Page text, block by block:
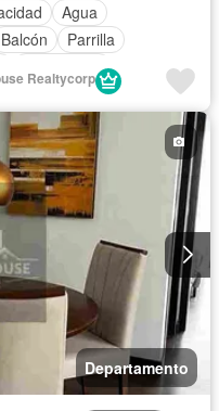
Agua
Balcón
Parrilla
Electricidad
Gimnasio
Conserje
Seguridad
Realtycorp
Departamento